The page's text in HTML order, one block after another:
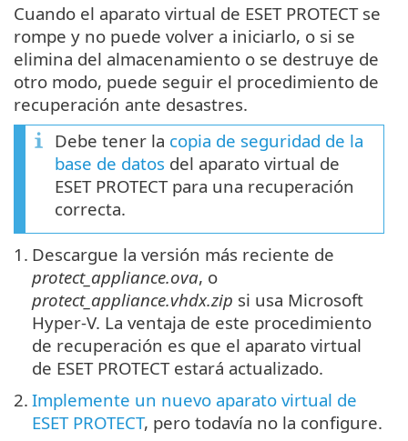
Cuando el aparato virtual de ESET PROTECT se
rompe y no puede volver a iniciarlo, o si se
elimina del almacenamiento o se destruye de
otro modo, puede seguir el procedimiento de
recuperación ante desastres.
Debe tener la copia de seguridad de la
base de datos del aparato virtual de
ESET PROTECT para una recuperación
correcta.
1. Descargue la versión más reciente de
protect_appliance.ova, o
protect_appliance.vhdx.zip si usa Microsoft
Hyper-V. La ventaja de este procedimiento
de recuperación es que el aparato virtual
de ESET PROTECT estará actualizado.
2. Implemente un nuevo aparato virtual de
ESET PROTECT, pero todavía no la configure.